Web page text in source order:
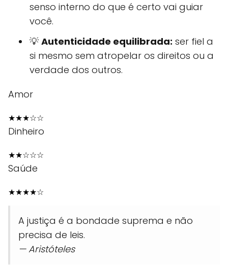
senso interno do que é certo vai guiar
você.
💡 Autenticidade equilibrada: ser fiel a
si mesmo sem atropelar os direitos ou a
verdade dos outros.
Amor
★★★☆☆
Dinheiro
★★☆☆☆
Saúde
★★★★☆
A justiça é a bondade suprema e não
precisa de leis.
— Aristóteles